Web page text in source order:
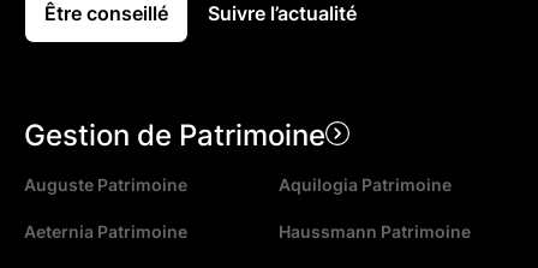
Être conseillé Suivre l’actualité
Gestion de Patrimoine
Auguste Patrimoine Aquilogia Patrimoine
Aeternia Patrimoine Haussmann Patrimoine